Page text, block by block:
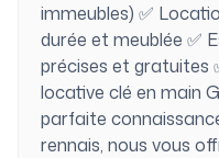
immeubles) ✅
durée et meublée ✅
précises et gratuites
locative clé en main
parfaite
rennais, nous vous